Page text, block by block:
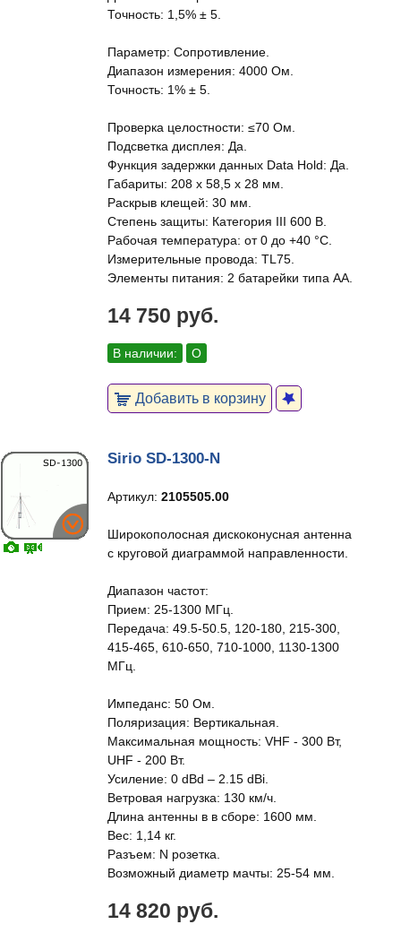
Точность: 1,5% ± 5.
Параметр: Сопротивление.
Диапазон измерения: 4000 Ом.
Точность: 1% ± 5.
Проверка целостности: ≤70 Ом.
Подсветка дисплея: Да.
Функция задержки данных Data Hold: Да.
Габариты: 208 x 58,5 x 28 мм.
Раскрыв клещей: 30 мм.
Степень защиты: Категория III 600 В.
Рабочая температура: от 0 до +40 °C.
Измерительные провода: TL75.
Элементы питания: 2 батарейки типа АА.
14 750 руб.
В наличии: О
Добавить в корзину
Sirio SD-1300-N
Артикул: 2105505.00
Широкополосная дискоконусная антенна
с круговой диаграммой направленности.
Диапазон частот:
Прием: 25-1300 МГц.
Передача: 49.5-50.5, 120-180, 215-300,
415-465, 610-650, 710-1000, 1130-1300
МГц.
Импеданс: 50 Ом.
Поляризация: Вертикальная.
Максимальная мощность: VHF - 300 Вт,
UHF - 200 Вт.
Усиление: 0 dBd – 2.15 dBi.
Ветровая нагрузка: 130 км/ч.
Длина антенны в в сборе: 1600 мм.
Вес: 1,14 кг.
Разъем: N розетка.
Возможный диаметр мачты: 25-54 мм.
14 820 руб.